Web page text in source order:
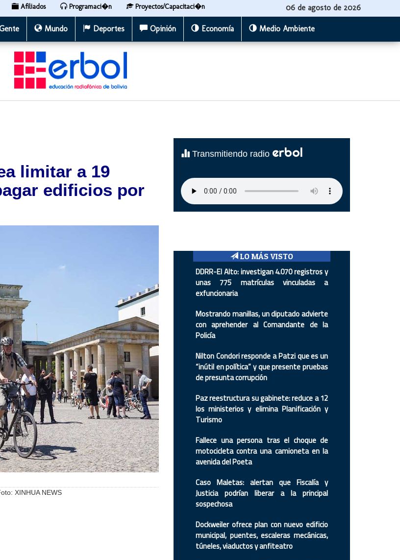
Afiliados Programaci�n Proyectos/Capacitaci�n 06 de agosto de 2026
Mundo Deportes Opinión Economía Medio Ambiente
limitar a 19
edificios por
XINHUA NEWS
Transmitiendo radio erbol
LO MÁS VISTO
DDRR-El Alto: investigan 4.070 registros y
unas 775 matrículas vinculadas a
exfuncionaria
Mostrando manillas, un diputado advierte
con aprehender al Comandante de la
Policía
Nilton Condori responde a Patzi que es un
“inútil en política” y que presente pruebas
de presunta corrupción
Paz reestructura su gabinete: reduce a 12
los ministerios y elimina Planificación y
Turismo
Fallece una persona tras el choque de
motocicleta contra una camioneta en la
avenida del Poeta
Caso Maletas: alertan que Fiscalía y
Justicia podrían liberar a la principal
sospechosa
Dockweiler ofrece plan con nuevo edificio
municipal, puentes, escaleras mecánicas,
túneles, viaductos y anfiteatro